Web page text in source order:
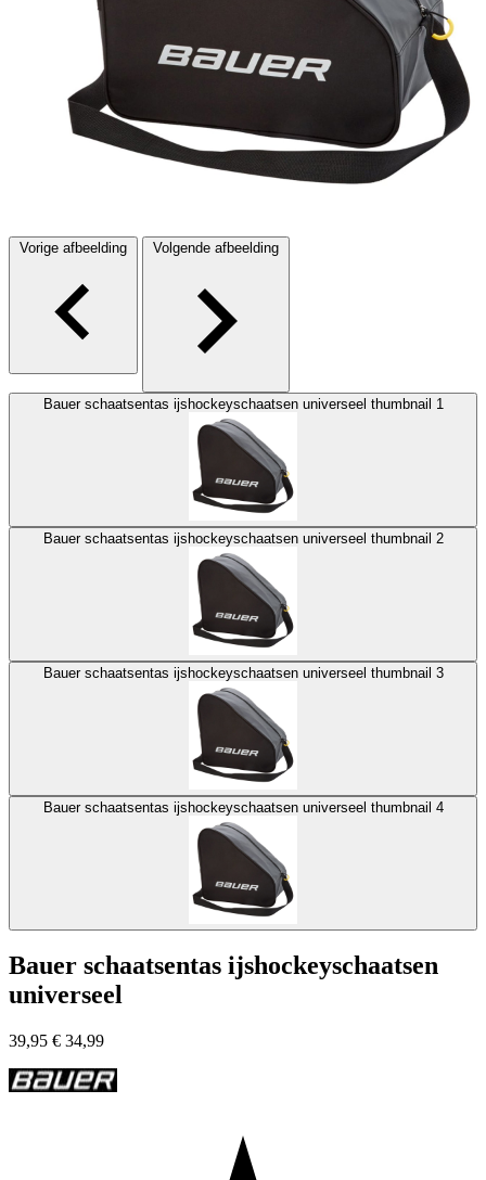
Vorige afbeelding Volgende afbeelding
Bauer schaatsentas ijshockeyschaatsen universeel thumbnail 1
Bauer schaatsentas ijshockeyschaatsen universeel thumbnail 2
Bauer schaatsentas ijshockeyschaatsen universeel thumbnail 3
Bauer schaatsentas ijshockeyschaatsen universeel thumbnail 4
Bauer schaatsentas ijshockeyschaatsen
universeel
39,95 € 34,99